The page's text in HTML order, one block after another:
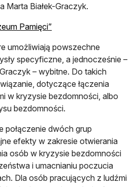
Marta Białek-Graczyk.
Pamięci”
umożliwiają powszechne
specyficzne, a jednocześnie –
– wybitne. Do takich
dotyczące łączenia
w kryzysie bezdomności, albo
bezdomności.
połączenie dwóch grup
efekty w zakresie otwierania
osób w kryzysie bezdomności
i umacnianiu poczucia
Dla osób pracujących z ludźmi